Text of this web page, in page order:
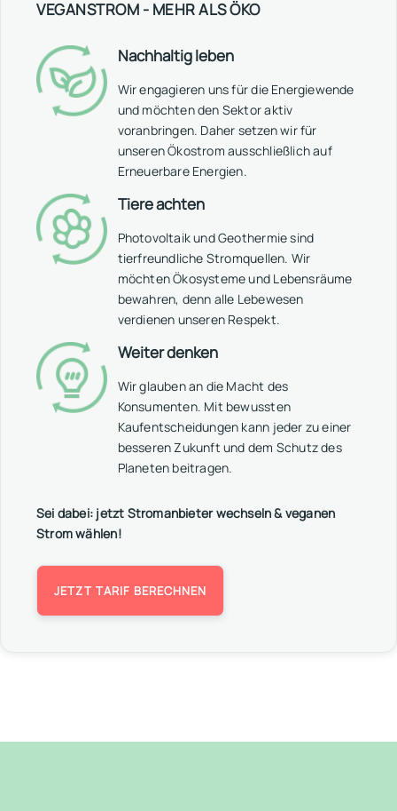
VEGANSTROM - MEHR ALS ÖKO
Nachhaltig leben
Wir engagieren uns für die Energiewende
und möchten den Sektor aktiv
voranbringen. Daher setzen wir für
unseren Ökostrom ausschließlich auf
Erneuerbare Energien.
Tiere achten
Photovoltaik und Geothermie sind
tierfreundliche Stromquellen. Wir
möchten Ökosysteme und Lebensräume
bewahren, denn alle Lebewesen
verdienen unseren Respekt.
Weiter denken
Wir glauben an die Macht des
Konsumenten. Mit bewussten
Kaufentscheidungen kann jeder zu einer
besseren Zukunft und dem Schutz des
Planeten beitragen.
Sei dabei: jetzt Stromanbieter wechseln & veganen
Strom wählen!
JETZT TARIF BERECHNEN